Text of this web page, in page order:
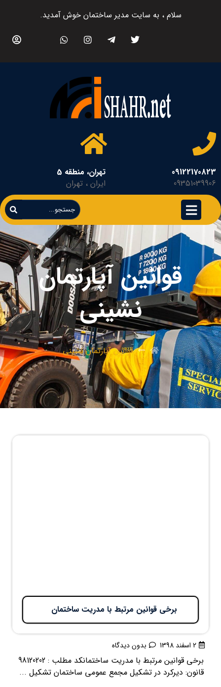
سلام ، به سایت مدیر ساختمان خوش آمدید.
09122170823
09351039906
تهران، منطقه 5
ایران ، تهران
قوانین آپارتمان
نشینی
قوانین آپارتمان نشینی
برخی قوانین مرتبط با مدریت ساختمان
2 اسفند 1398 بدون دیدگاه
برخی قوانین مرتبط با مدریت ساختمانکد مطلب : 98120202
قانون: دیرکرد در تشکیل مجمع عمومی ساختمان تشکیل ...